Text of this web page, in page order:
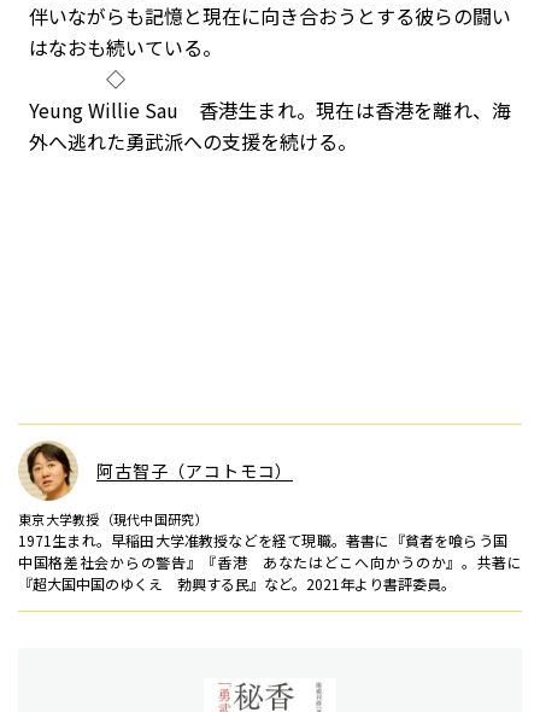
伴いながらも記憶と現在に向き合おうとする彼らの闘い
はなおも続いている。
◇
Yeung Willie Sau 香港生まれ。現在は香港を離れ、海
外へ逃れた勇武派への支援を続ける。
阿古智子（アコトモコ）
東京大学教授（現代中国研究）
1971生まれ。早稲田大学准教授などを経て現職。著書に『貧者を喰らう国
中国格差社会からの警告』『香港 あなたはどこへ向かうのか』。共著に
『超大国中国のゆくえ 勃興する民』など。2021年より書評委員。